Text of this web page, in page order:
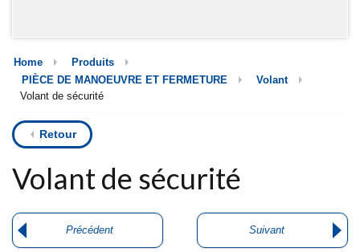
Home
Produits
PIÈCE DE MANOEUVRE ET FERMETURE
Volant
Volant de sécurité
Retour
Volant de sécurité
Précédent Suivant